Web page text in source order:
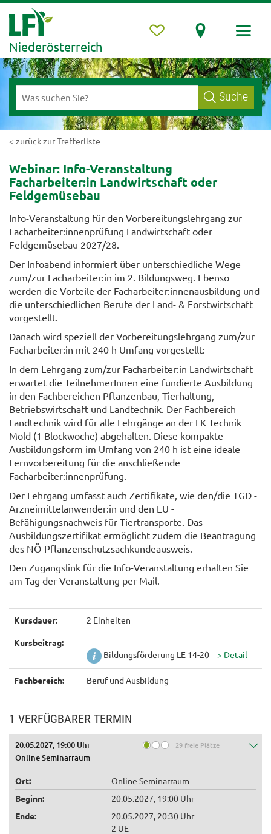
Niederösterreich
Suche
< zurück zur Trefferliste
Webinar: Info-Veranstaltung
Facharbeiter:in Landwirtschaft oder
Feldgemüsebau
Info-Veranstaltung für den Vorbereitungslehrgang zur
Facharbeiter:innenprüfung Landwirtschaft oder
Feldgemüsebau 2027/28.
Der Infoabend informiert über unterschiedliche Wege
zum/zur Facharbeiter:in im 2. Bildungsweg. Ebenso
werden die Vorteile der Facharbeiter:innenausbildung und
die unterschiedlichen Berufe der Land- & Forstwirtschaft
vorgestellt.
Danach wird speziell der Vorbereitungslehrgang zum/zur
Facharbeiter:in mit 240 h Umfang vorgestellt:
In dem Lehrgang zum/zur Facharbeiter:in Landwirtschaft
erwartet die TeilnehmerInnen eine fundierte Ausbildung
in den Fachbereichen Pflanzenbau, Tierhaltung,
Betriebswirtschaft und Landtechnik. Der Fachbereich
Landtechnik wird für alle Lehrgänge an der LK Technik
Mold (1 Blockwoche) abgehalten. Diese kompakte
Ausbildungsform im Umfang von 240 h ist eine ideale
Lernvorbereitung für die anschließende
Facharbeiter:innenprüfung.
Der Lehrgang umfasst auch Zertifikate, wie den/die TGD -
Arzneimittelanwender:in und den EU -
Befähigungsnachweis für Tiertransporte. Das
Ausbildungszertifikat ermöglicht zudem die Beantragung
des NÖ-Pflanzenschutzsachkundeausweis.
Den Zugangslink für die Info-Veranstaltung erhalten Sie
am Tag der Veranstaltung per Mail.
Kursdauer: 2 Einheiten
Kursbeitrag:
Bildungsförderung LE 14-20
Fachbereich: Beruf und Ausbildung
1 VERFÜGBARER TERMIN
20.05.2027, 19:00 Uhr 29 freie Plätze
Online Seminarraum
Ort:
Online Seminarraum
Beginn:
20.05.2027, 19:00 Uhr
Ende:
20.05.2027, 20:30 Uhr
2 UE